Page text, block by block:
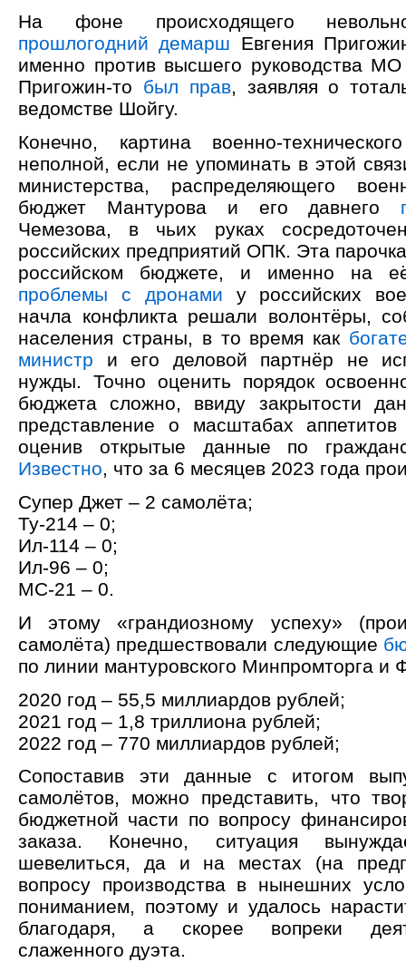
На фоне происходящего
прошлогодний демарш Евгения
именно против высшего руководства
Пригожин-то был прав, заявляя о
ведомстве Шойгу.
Конечно, картина военно-
неполной, если не упоминать в этой
министерства, распределяющего
бюджет Мантурова и его давнего
Чемезова, в чьих руках
российских предприятий ОПК. Эта
российском бюджете, и именно на
проблемы с дронами у российских
начла конфликта решали волонтёры,
населения страны, в то время как
министр и его деловой партнёр не
нужды. Точно оценить порядок
бюджета сложно, ввиду закрытости
представление о масштабах
оценив открытые данные по
Известно, что за 6 месяцев 2023 года
Супер Джет – 2 самолёта;
Ту-214 – 0;
Ил-114 – 0;
Ил-96 – 0;
МС-21 – 0.
И этому «грандиозному успеху»
самолёта) предшествовали следующие
по линии мантуровского Минпромторга и
2020 год – 55,5 миллиардов рублей;
2021 год – 1,8 триллиона рублей;
2022 год – 770 миллиардов рублей;
Сопоставив эти данные с итогом
самолётов, можно представить, что
бюджетной части по вопросу
заказа. Конечно, ситуация
шевелиться, да и на местах (на
вопросу производства в нынешних
пониманием, поэтому и удалось
благодаря, а скорее вопреки
слаженного дуэта.